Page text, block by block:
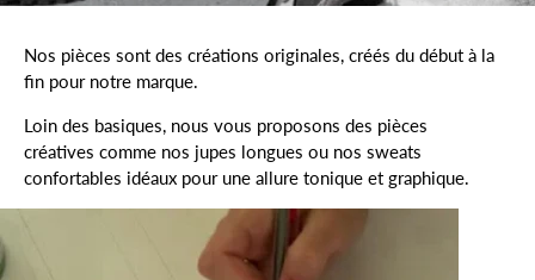
Nos pièces sont des créations originales, créés du début à la
fin pour notre marque.
Loin des basiques, nous vous proposons des pièces
créatives comme nos jupes longues ou nos sweats
confortables idéaux pour une allure tonique et graphique.